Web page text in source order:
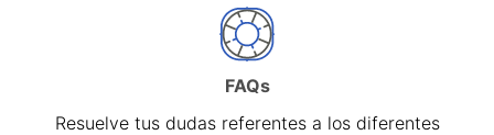
FAQs
Resuelve tus dudas referentes a los diferentes